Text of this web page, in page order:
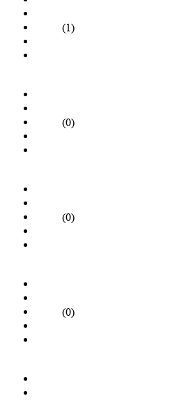
(1)
(0)
(0)
(0)